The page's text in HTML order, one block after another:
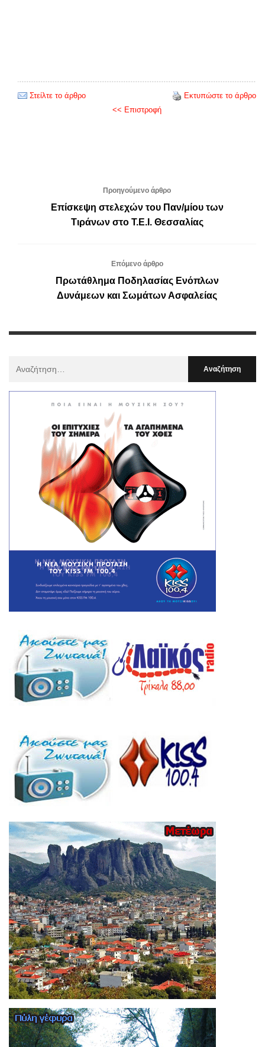
Στείλτε το άρθρο
Εκτυπώστε το άρθρο
<< Επιστροφή
Προηγούμενο άρθρο
Επίσκεψη στελεχών του Παν/μίου των
Τιράνων στο Τ.Ε.Ι. Θεσσαλίας
Επόμενο άρθρο
Πρωτάθλημα Ποδηλασίας Ενόπλων
Δυνάμεων και Σωμάτων Ασφαλείας
: